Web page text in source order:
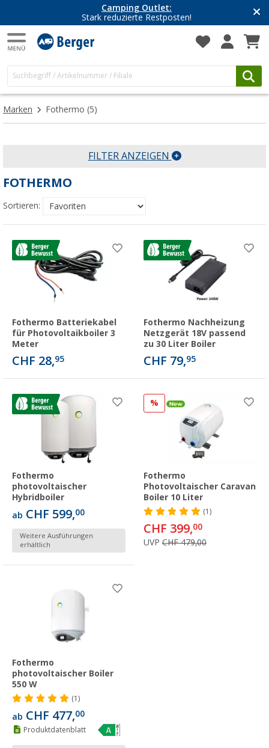
Camping Outlet:
Stark reduzierte Restposten!
Marken Fothermo (5)
FILTER ANZEIGEN
FOTHERMO
Sortieren:
Fothermo Batteriekabel
für Photovoltaikboiler 3
Meter
CHF 28,95
Fothermo Nachheizung
Netzgerät 18V passend
zu 30 Liter Boiler
CHF 79,95
Fothermo
photovoltaischer
Hybridboiler
ab CHF 599,00
Weitere Ausführungen
erhältlich
%
Fothermo
Photovoltaischer Caravan
Boiler 10 Liter
(1)
CHF 399,00
UVP CHF 479,00
Fothermo
photovoltaischer Boiler
550 W
(1)
ab CHF 477,00
Produktdatenblatt